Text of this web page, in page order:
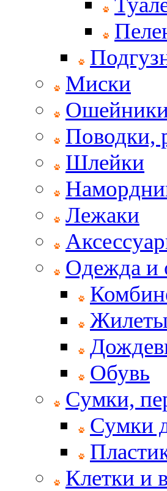
Миски
Поводки,
Шлейки
Лежаки
Одежда и
Жилеты
Обувь
Сумки,
Сумки
Клетки и